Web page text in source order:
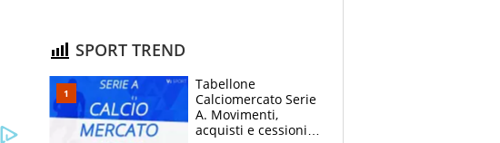
SPORT TREND
Tabellone
Calciomercato Serie
A. Movimenti,
acquisti e cessioni: